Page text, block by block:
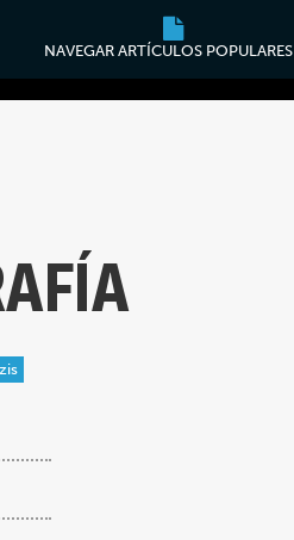
NAVEGAR ARTÍCULOS POPULARES